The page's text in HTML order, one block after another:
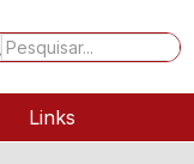
Links